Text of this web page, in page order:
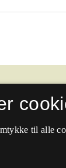
til alle